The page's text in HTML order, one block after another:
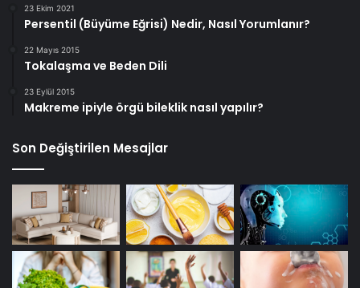
23 Ekim 2021
Persentil (Büyüme Eğrisi) Nedir, Nasıl Yorumlanır?
22 Mayıs 2015
Tokalaşma ve Beden Dili
23 Eylül 2015
Makreme ipiyle örgü bileklik nasıl yapılır?
Son Değiştirilen Mesajlar